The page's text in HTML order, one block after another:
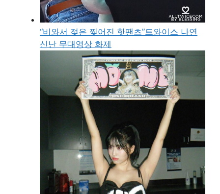
“비와서 젖은 찢어진 핫팬츠”트와이스 나연
신난 무대영상 화제